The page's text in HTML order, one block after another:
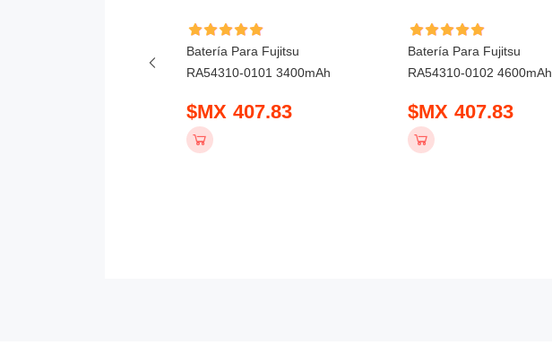
Batería Para Fujitsu
RA54310-0101 3400mAh
$MX 407.83
Batería Para Fujitsu
RA54310-0102 4600mAh
$MX 407.83